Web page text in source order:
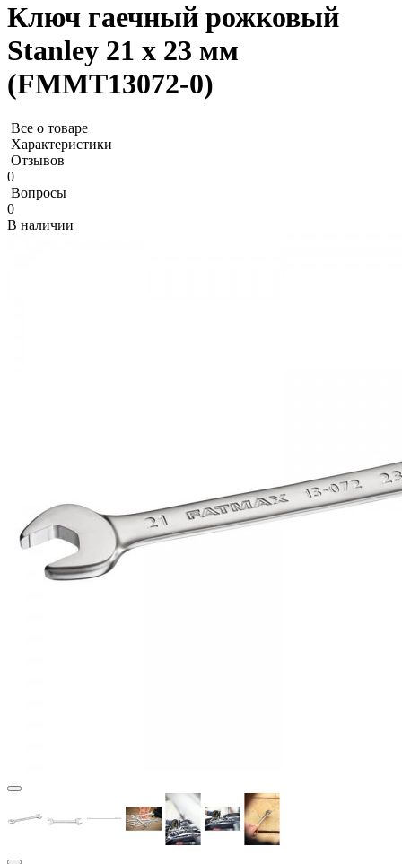
Ключ гаечный рожковый
Stanley 21 x 23 мм
(FMMT13072-0)
Все о товаре
Характеристики
Отзывов
0
Вопросы
0
В наличии